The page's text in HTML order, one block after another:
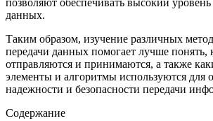
данных.
Таким образом, изучение различных
передачи данных помогает лучше понять,
отправляются и принимаются, а также
элементы и алгоритмы используются для
надежности и безопасности передачи
Содержание